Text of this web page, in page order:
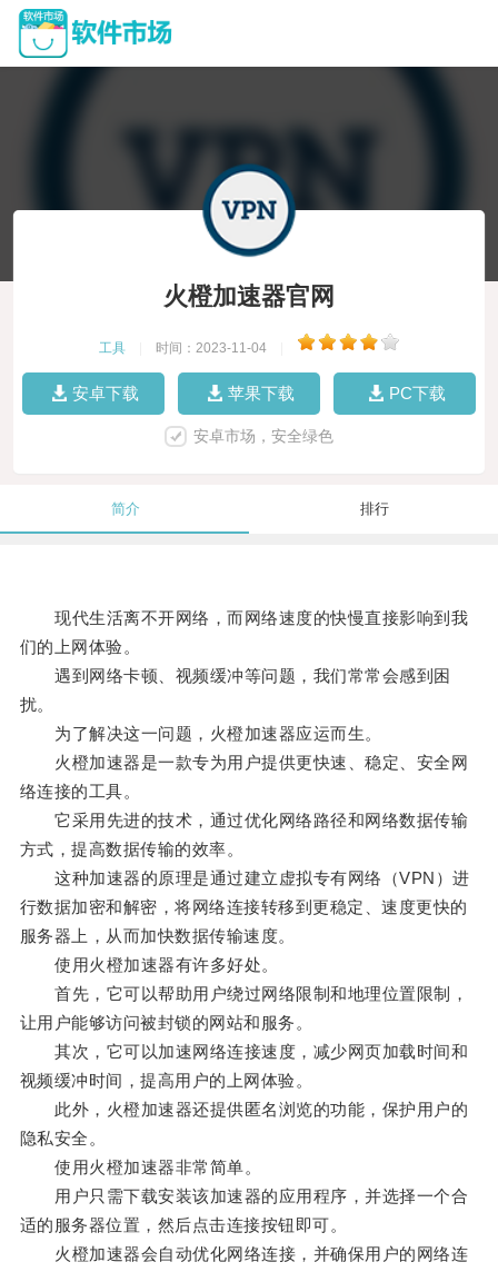
火橙加速器官网
工具 时间：2023-11-04
安卓下载 苹果下载 PC下载
安卓市场，安全绿色
简介 排行
现代生活离不开网络，而网络速度的快慢直接影响到我
们的上网体验。
遇到网络卡顿、视频缓冲等问题，我们常常会感到困
扰。
为了解决这一问题，火橙加速器应运而生。
火橙加速器是一款专为用户提供更快速、稳定、安全网
络连接的工具。
它采用先进的技术，通过优化网络路径和网络数据传输
方式，提高数据传输的效率。
这种加速器的原理是通过建立虚拟专有网络（VPN）进
行数据加密和解密，将网络连接转移到更稳定、速度更快的
服务器上，从而加快数据传输速度。
使用火橙加速器有许多好处。
首先，它可以帮助用户绕过网络限制和地理位置限制，
让用户能够访问被封锁的网站和服务。
其次，它可以加速网络连接速度，减少网页加载时间和
视频缓冲时间，提高用户的上网体验。
此外，火橙加速器还提供匿名浏览的功能，保护用户的
隐私安全。
使用火橙加速器非常简单。
用户只需下载安装该加速器的应用程序，并选择一个合
适的服务器位置，然后点击连接按钮即可。
火橙加速器会自动优化网络连接，并确保用户的网络连